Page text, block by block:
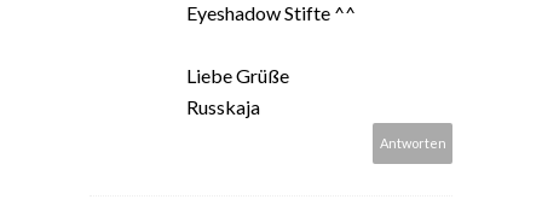
Eyeshadow Stifte ^^
Liebe Grüße
Russkaja
Antworten